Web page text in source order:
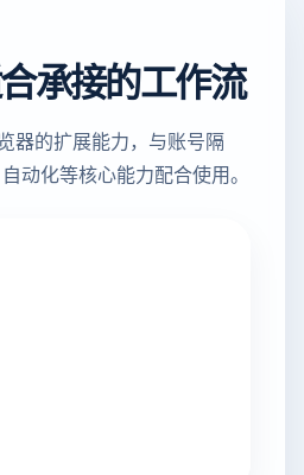
承接的工作流
器的扩展能力，与账号隔
动化等核心能力配合使用。